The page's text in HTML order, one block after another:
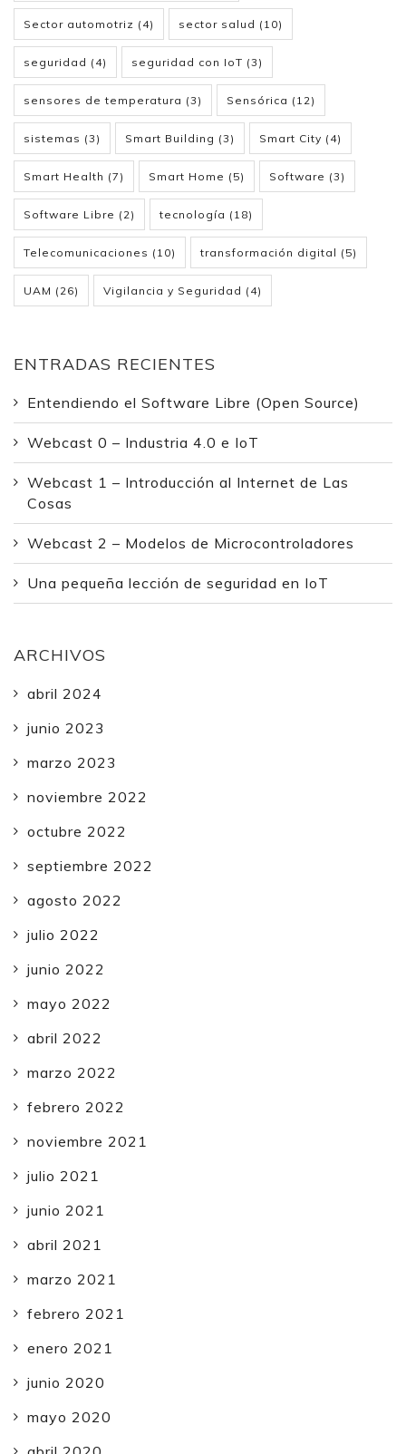
Sector automotriz (4) sector salud (10)
seguridad (4) seguridad con IoT (3)
sensores de temperatura (3) Sensórica (12)
sistemas (3) Smart Building (3) Smart City (4)
Smart Health (7) Smart Home (5) Software (3)
Software Libre (2) tecnología (18)
Telecomunicaciones (10) transformación digital (5)
UAM (26) Vigilancia y Seguridad (4)
ENTRADAS RECIENTES
Entendiendo el Software Libre (Open Source)
Webcast 0 – Industria 4.0 e IoT
Webcast 1 – Introducción al Internet de Las
Cosas
Webcast 2 – Modelos de Microcontroladores
Una pequeña lección de seguridad en IoT
ARCHIVOS
abril 2024
junio 2023
marzo 2023
noviembre 2022
octubre 2022
septiembre 2022
agosto 2022
julio 2022
junio 2022
mayo 2022
abril 2022
marzo 2022
febrero 2022
noviembre 2021
julio 2021
junio 2021
abril 2021
marzo 2021
febrero 2021
enero 2021
junio 2020
mayo 2020